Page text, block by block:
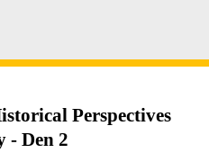
Perspectives
- Den 2